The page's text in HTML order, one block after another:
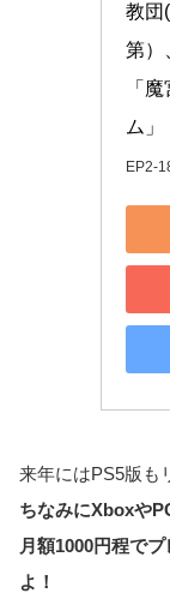
教団
第）
「
ム」
EP2-
来年にはPS5版も
ちなみにXboxや
月額1000円程で
よ！